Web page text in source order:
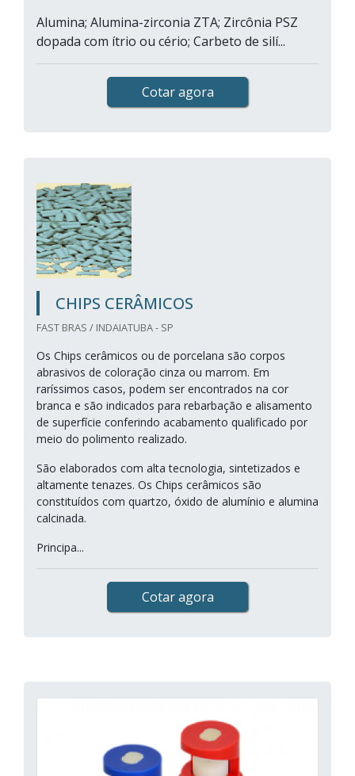
Alumina; Alumina-zirconia ZTA; Zircônia PSZ
dopada com ítrio ou cério; Carbeto de silí...
Cotar agora
CHIPS CERÂMICOS
FAST BRAS / INDAIATUBA - SP
Os Chips cerâmicos ou de porcelana são corpos
abrasivos de coloração cinza ou marrom. Em
raríssimos casos, podem ser encontrados na cor
branca e são indicados para rebarbação e alisamento
de superfície conferindo acabamento qualificado por
meio do polimento realizado.
São elaborados com alta tecnologia, sintetizados e
altamente tenazes. Os Chips cerâmicos são
constituídos com quartzo, óxido de alumínio e alumina
calcinada.
Principa...
Cotar agora